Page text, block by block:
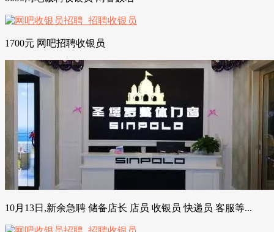
1700元 网吧招聘收银员
10月13日,新余急聘 储备店长 店员 收银员 快递员 客服等...